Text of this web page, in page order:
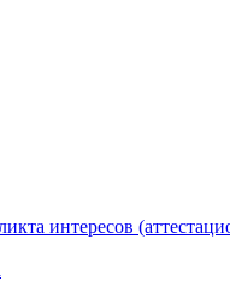
интересов